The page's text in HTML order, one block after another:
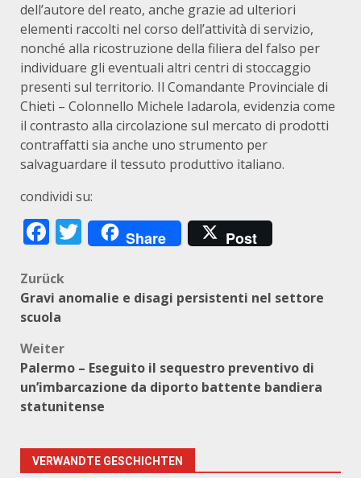
dell’autore del reato, anche grazie ad ulteriori
elementi raccolti nel corso dell’attività di servizio,
nonché alla ricostruzione della filiera del falso per
individuare gli eventuali altri centri di stoccaggio
presenti sul territorio. Il Comandante Provinciale di
Chieti – Colonnello Michele Iadarola, evidenzia come
il contrasto alla circolazione sul mercato di prodotti
contraffatti sia anche uno strumento per
salvaguardare il tessuto produttivo italiano.
condividi su:
Facebook
Twitter
Share Post
Beitragsnavigation
Zurück
Gravi anomalie e disagi persistenti nel settore
scuola
Weiter
Palermo – Eseguito il sequestro preventivo di
un’imbarcazione da diporto battente bandiera
statunitense
VERWANDTE GESCHICHTEN